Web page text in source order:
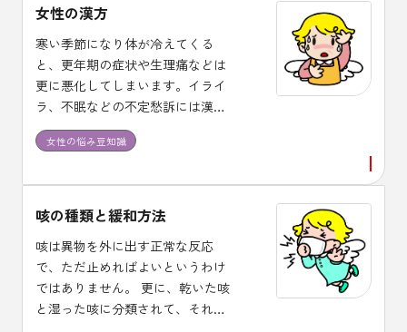
女性の漢方
寒い季節になり体が冷えてくる
と、更年期の症状や生理痛などは
更に悪化してしまいます。イライ
ラ、不眠などの不定愁訴には漢方
治療が適しており、体質に合った
漢方薬を１ヶ月程度は継続して服
女性の悩み豆知識
咳の種類と緩和方法
咳は異物を外に出す正常な反応
で、ただ止めればよいというわけ
ではありません。 更に、乾いた咳
と湿った咳に分類されて、それぞ